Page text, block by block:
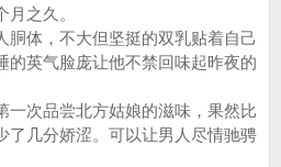
之久。
体，不大但坚挺的双乳贴着自己
的英气脸庞让他不禁回味起昨夜的
次品尝北方姑娘的滋味，果然比
了几分娇涩。可以让男人尽情驰骋